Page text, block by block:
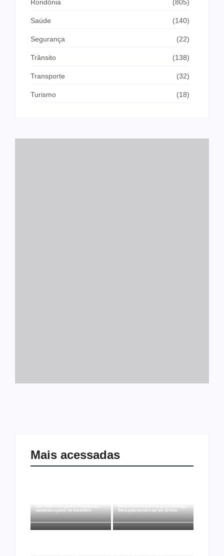
Rondônia (805)
Saúde (140)
Segurança (22)
Trânsito (138)
Transporte (32)
Turismo (18)
Mais acessadas
São Paulo com quatro frequências
semanais a partir de dezembro
Nova Mamoré acerta a quina da Mega
Sena pela terceira vez em 10 dias